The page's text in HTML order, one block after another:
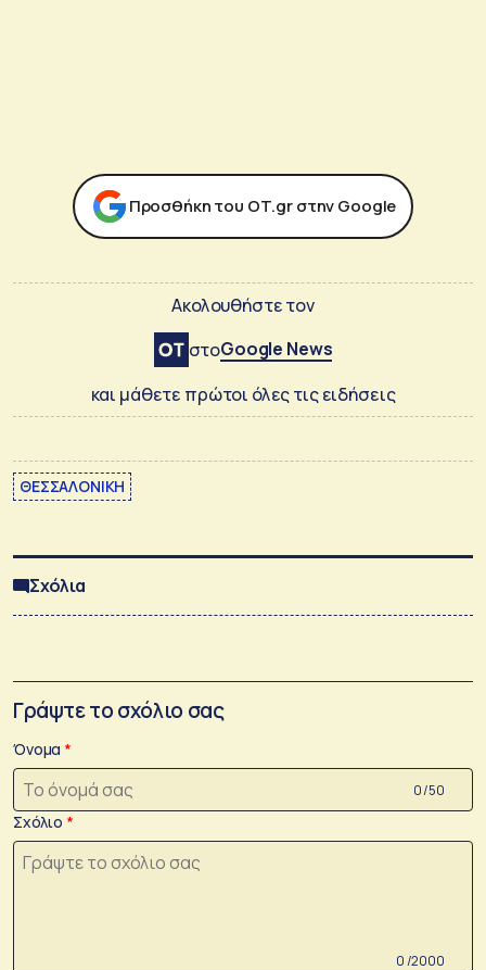
Προσθήκη του ΟΤ.gr στην Google
Ακολουθήστε τον
στοGoogle News
και μάθετε πρώτοι όλες τις ειδήσεις
ΘΕΣΣΑΛΟΝΙΚΗ
Σχόλια
Γράψτε το σχόλιο σας
Όνομα
0 /50
Σχόλιο
0 /2000